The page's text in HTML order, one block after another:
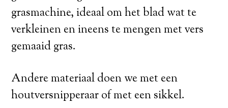
grasmachine, ideaal om het blad wat te
verkleinen en ineens te mengen met vers
gemaaid gras.
Andere materiaal doen we met een
houtversnipperaar of met een sikkel.